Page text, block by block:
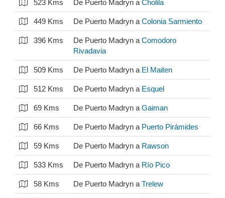
523 Kms De Puerto Madryn a Cholila
449 Kms De Puerto Madryn a Colonia Sarmiento
396 Kms De Puerto Madryn a Comodoro
Rivadavia
509 Kms De Puerto Madryn a El Maiten
512 Kms De Puerto Madryn a Esquel
69 Kms De Puerto Madryn a Gaiman
66 Kms De Puerto Madryn a Puerto Pirámides
59 Kms De Puerto Madryn a Rawson
533 Kms De Puerto Madryn a Río Pico
58 Kms De Puerto Madryn a Trelew